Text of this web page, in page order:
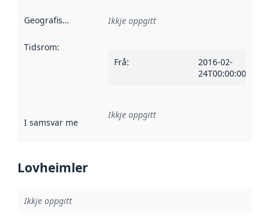
Geografisk område Ikkje oppgitt
Tidsrom:
Frå:
2016-02-
24T00:00:00Z
I samsvar med Referanse til ei implementeringsregel eller
Ikkje oppgitt
Lovheimler
Ikkje oppgitt